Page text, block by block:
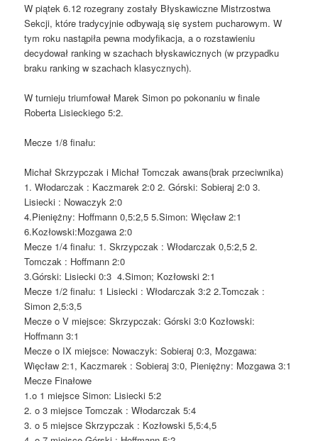
W piątek 6.12 rozegrany zostały Błyskawiczne Mistrzostwa
Sekcji, które tradycyjnie odbywają się system pucharowym. W
tym roku nastąpiła pewna modyfikacja, a o rozstawieniu
decydował ranking w szachach błyskawicznych (w przypadku
braku ranking w szachach klasycznych).
W turnieju triumfował Marek Simon po pokonaniu w finale
Roberta Lisieckiego 5:2.
Mecze 1/8 finału:
Michał Skrzypczak i Michał Tomczak awans(brak przeciwnika)
1. Włodarczak : Kaczmarek 2:0 2. Górski: Sobieraj 2:0 3.
Lisiecki : Nowaczyk 2:0
4.Pieniężny: Hoffmann 0,5:2,5 5.Simon: Więcław 2:1
6.Kozłowski:Mozgawa 2:0
Mecze 1/4 finału: 1. Skrzypczak : Włodarczak 0,5:2,5 2.
Tomczak : Hoffmann 2:0
3.Górski: Lisiecki 0:3 4.Simon; Kozłowski 2:1
Mecze 1/2 finału: 1 Lisiecki : Włodarczak 3:2 2.Tomczak :
Simon 2,5:3,5
Mecze o V miejsce: Skrzypczak: Górski 3:0 Kozłowski:
Hoffmann 3:1
Mecze o IX miejsce: Nowaczyk: Sobieraj 0:3, Mozgawa:
Więcław 2:1, Kaczmarek : Sobieraj 3:0, Pieniężny: Mozgawa 3:1
Mecze Finałowe
1.o 1 miejsce Simon: Lisiecki 5:2
2. o 3 miejsce Tomczak : Włodarczak 5:4
3. o 5 miejsce Skrzypczak : Kozłowski 5,5:4,5